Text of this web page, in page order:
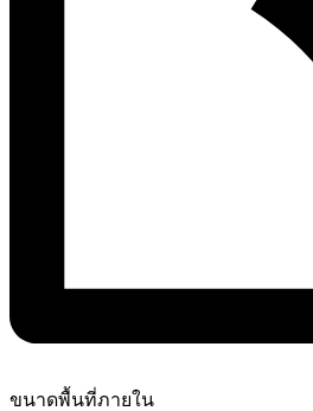
ขนาดพื้นที่ภายใน